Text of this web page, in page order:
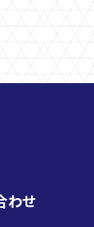
わせ